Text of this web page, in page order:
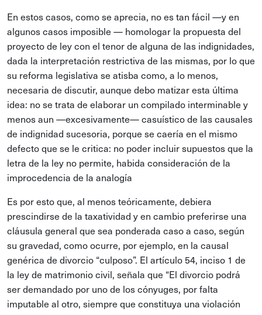
En estos casos, como se aprecia, no es tan fácil —y en
algunos casos imposible — homologar la propuesta del
proyecto de ley con el tenor de alguna de las indignidades,
dada la interpretación restrictiva de las mismas, por lo que
su reforma legislativa se atisba como, a lo menos,
necesaria de discutir, aunque debo matizar esta última
idea: no se trata de elaborar un compilado interminable y
menos aun —excesivamente— casuístico de las causales
de indignidad sucesoria, porque se caería en el mismo
defecto que se le critica: no poder incluir supuestos que la
letra de la ley no permite, habida consideración de la
improcedencia de la analogía
Es por esto que, al menos teóricamente, debiera
prescindirse de la taxatividad y en cambio preferirse una
cláusula general que sea ponderada caso a caso, según
su gravedad, como ocurre, por ejemplo, en la causal
genérica de divorcio “culposo”. El artículo 54, inciso 1 de
la ley de matrimonio civil, señala que “El divorcio podrá
ser demandado por uno de los cónyuges, por falta
imputable al otro, siempre que constituya una violación